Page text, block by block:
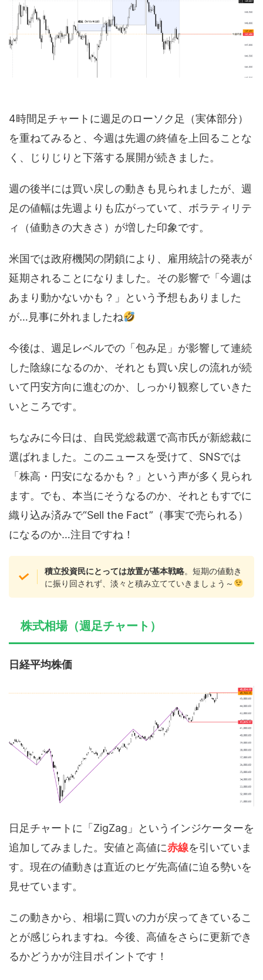
4時間足チャートに週足のローソク足（実体部分）
を重ねてみると、今週は先週の終値を上回ることな
く、じりじりと下落する展開が続きました。
週の後半には買い戻しの動きも見られましたが、週
足の値幅は先週よりも広がっていて、ボラティリテ
ィ（値動きの大きさ）が増した印象です。
米国では政府機関の閉鎖により、雇用統計の発表が
延期されることになりました。その影響で「今週は
あまり動かないかも？」という予想もありました
が…見事に外れましたね
今後は、週足レベルでの「包み足」が影響して連続
した陰線になるのか、それとも買い戻しの流れが続
いて円安方向に進むのか、しっかり観察していきた
いところです。
ちなみに今日は、自民党総裁選で高市氏が新総裁に
選ばれました。このニュースを受けて、SNSでは
「株高・円安になるかも？」という声が多く見られ
ます。でも、本当にそうなるのか、それともすでに
織り込み済みで“Sell the Fact”（事実で売られる）
になるのか…注目ですね！
積立投資民にとっては放置が基本戦略。短期の値動き
に振り回されず、淡々と積み立てていきましょう～
株式相場（週足チャート）
日経平均株価
日足チャートに「ZigZag」というインジケーターを
追加してみました。安値と高値に赤線を引いていま
す。現在の値動きは直近のヒゲ先高値に迫る勢いを
見せています。
この動きから、相場に買いの力が戻ってきているこ
とが感じられますね。今後、高値をさらに更新でき
るかどうかが注目ポイントです！